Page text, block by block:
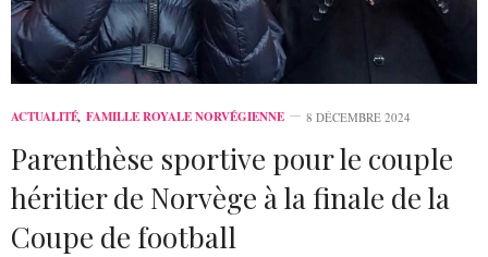
ACTUALITÉ, FAMILLE ROYALE NORVÉGIENNE 8 DÉCEMBRE 2024
Parenthèse sportive pour le couple
héritier de Norvège à la finale de la
Coupe de football